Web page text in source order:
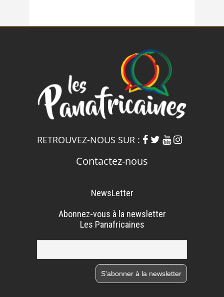
RETROUVEZ-NOUS SUR :
Contactez-nous
NewsLetter
Abonnez-vous à la newsletter
Les Panafricaines